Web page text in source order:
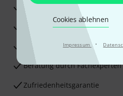
Cookies ablehnen
Impressum ·
3 Jahre Thomann Garantie
30 Tage Money-Back-Garantie
Reparaturservice
Beratung durch Fachexperten
Zufriedenheitsgarantie